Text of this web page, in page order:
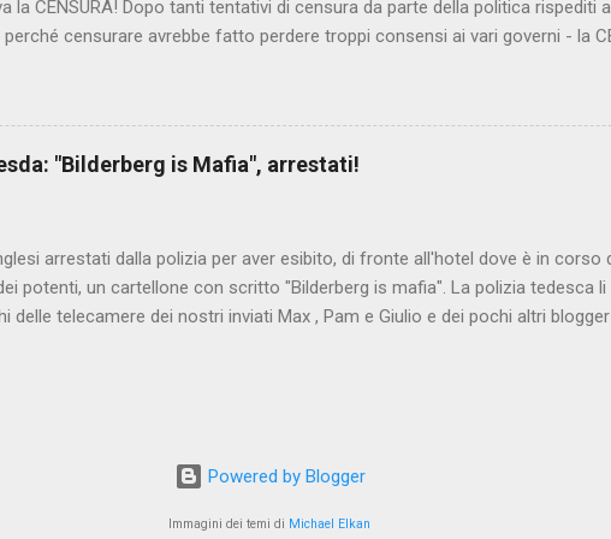
la CENSURA! Dopo tanti tentativi di censura da parte della politica rispediti
censurare avrebbe fatto perdere troppi consensi ai vari governi - la
non confondere con AGCOM) tra l'altro il momento è proprizio perché al
ma il buon Renziloni , controfigura di Renzi messo li per mettere la
sindaco di Firenze sarebbero state sconvenienti , dai miliardi da sborsare
della censura del web. Renzi è tornato a casa, a farsi riprendere
"Bilderberg is Mafia", arrestati!
arrestati dalla polizia per aver esibito, di fronte all'hotel dove è in corso
potenti, un cartellone con scritto "Bilderberg is mafia". La polizia tedesca
delle telecamere dei nostri inviati Max , Pam e Giulio e dei pochi altri
che la scena fosse ripresa. E' quanto raccontano i nostri amici inviati
: Dresda, espongono cartello "Bilderberg is mafia", arrestati!
dresda-espongono-cartello-bilderberg-is-mafia-
del gruppo Bilderberg la polizia tedesca sta dispiega...
Powered by Blogger
Immagini dei temi di Michael Elkan